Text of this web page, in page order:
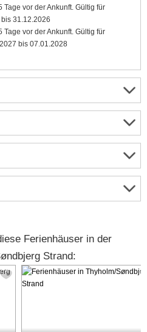
vor der Ankunft. Gültig für
31.12.2026
vor der Ankunft. Gültig für
bis 07.01.2028
Ferienhäuser in der
Strand: